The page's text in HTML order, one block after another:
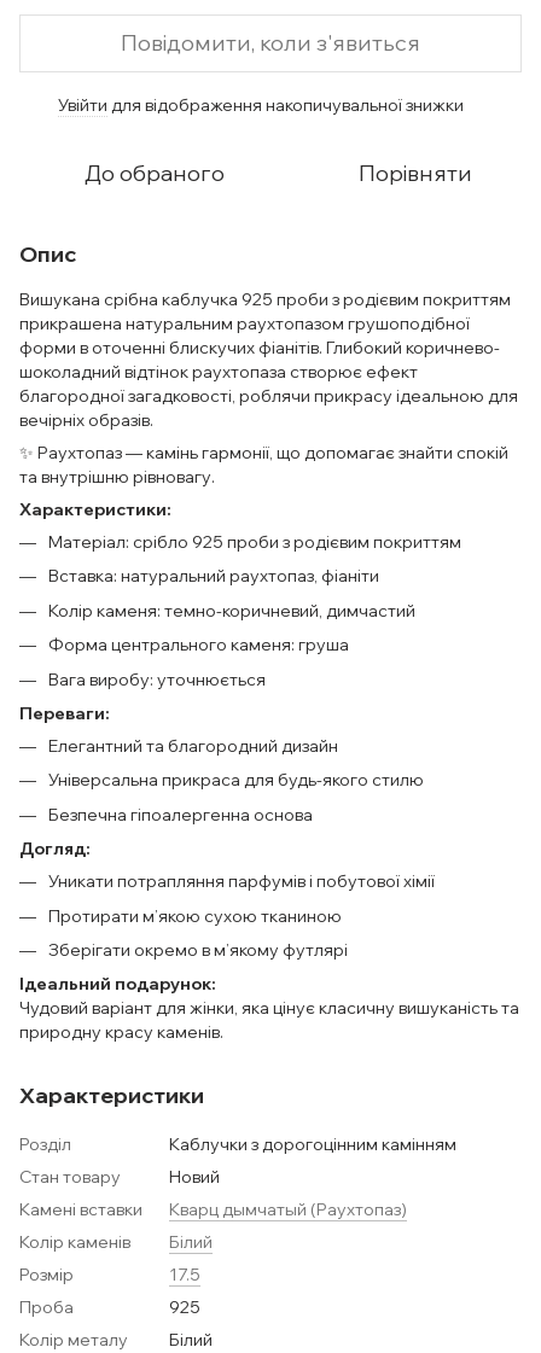
Повідомити, коли з'явиться
Увійти для відображення накопичувальної знижки
До обраного Порівняти
Опис
Вишукана срібна каблучка 925 проби з родієвим покриттям
прикрашена натуральним раухтопазом грушоподібної
форми в оточенні блискучих фіанітів. Глибокий коричнево-
шоколадний відтінок раухтопаза створює ефект
благородної загадковості, роблячи прикрасу ідеальною для
вечірніх образів.
✨ Раухтопаз — камінь гармонії, що допомагає знайти спокій
та внутрішню рівновагу.
Характеристики:
Матеріал: срібло 925 проби з родієвим покриттям
Вставка: натуральний раухтопаз, фіаніти
Колір каменя: темно-коричневий, димчастий
Форма центрального каменя: груша
Вага виробу: уточнюється
Переваги:
Елегантний та благородний дизайн
Універсальна прикраса для будь-якого стилю
Безпечна гіпоалергенна основа
Догляд:
Уникати потрапляння парфумів і побутової хімії
Протирати м’якою сухою тканиною
Зберігати окремо в м’якому футлярі
Ідеальний подарунок:
Чудовий варіант для жінки, яка цінує класичну вишуканість та
природну красу каменів.
Характеристики
Розділ
Каблучки з дорогоцінним камінням
Стан товару
Новий
Камені вставки
Кварц дымчатый (Раухтопаз)
Колір каменів
Білий
Розмір
17.5
Проба
925
Колір металу
Білий